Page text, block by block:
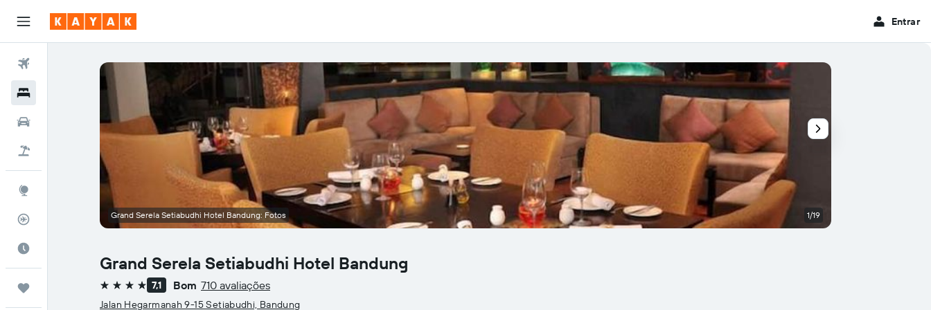
Entrar
Rastreador de voos
Grand Serela Setiabudhi Hotel Bandung
4 estrelas 7,1 Bom 710 avaliações
Jalan Hegarmanah 9-15 Setiabudhi, Bandung
Grand Serela Setiabudhi Hotel Bandung: Fotos 1/19